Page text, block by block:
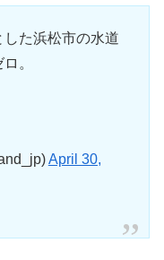
た浜松市の水道
。
April 30,